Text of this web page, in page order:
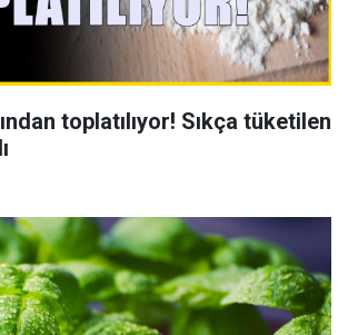
toplatılıyor! Sıkça tüketilen